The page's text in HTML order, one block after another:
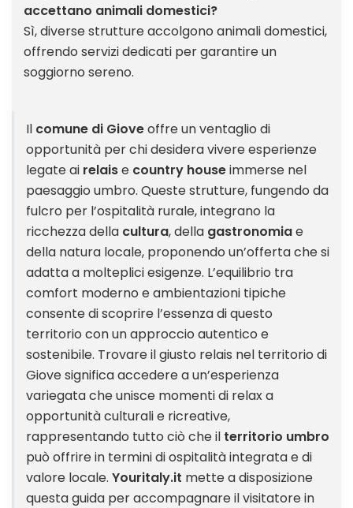
accettano animali domestici?
Sì, diverse strutture accolgono animali domestici,
offrendo servizi dedicati per garantire un
soggiorno sereno.
Il comune di Gioveoffre un ventaglio di
opportunità per chi desidera vivere esperienze
legate ai relaise country houseimmerse nel
paesaggio umbro. Queste strutture, fungendo da
fulcro per l’ospitalità rurale, integrano la
ricchezza della cultura, della gastronomiae
della natura locale, proponendo un’offerta che si
adatta a molteplici esigenze. L’equilibrio tra
comfort moderno e ambientazioni tipiche
consente di scoprire l’essenza di questo
territorio con un approccio autentico e
sostenibile. Trovare il giusto relais nel territorio di
Giove significa accedere a un’esperienza
variegata che unisce momenti di relax a
opportunità culturali e ricreative,
rappresentando tutto ciò che il territorio umbro
può offrire in termini di ospitalità integrata e di
valore locale. Youritaly.it mette a disposizione
questa guida per accompagnare il visitatore in